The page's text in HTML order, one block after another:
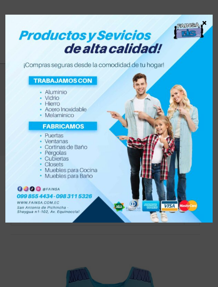
Accesorios para
Hombre
Productos > Vestimenta > Accesorios para Hombre
Filtrar
Orden por defecto
×